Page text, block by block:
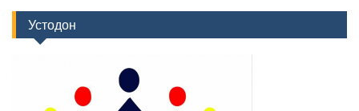
Устодон